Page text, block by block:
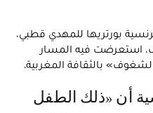
بورتريها للمهدي قطبي،
استعرضت فيه المسار
بالثقافة المغربية.